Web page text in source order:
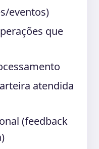
eventos)
que
atendida
(feedback